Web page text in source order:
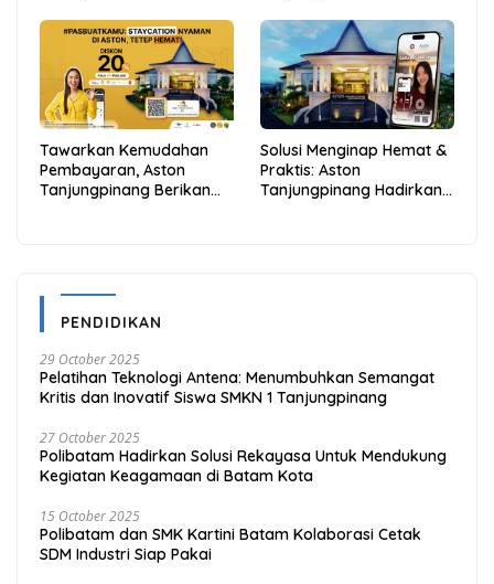
dan Hemat
Anambas Siap Mendunia
Tawarkan Kemudahan
Pembayaran, Aston
Tanjungpinang Berikan
Solusi Menginap Hemat &
Praktis: Aston
Tanjungpinang Hadirkan
PENDIDIKAN
29 October 2025
Pelatihan Teknologi Antena: Menumbuhkan Semangat
Kritis dan Inovatif Siswa SMKN 1 Tanjungpinang
27 October 2025
Polibatam Hadirkan Solusi Rekayasa Untuk Mendukung
Kegiatan Keagamaan di Batam Kota
15 October 2025
Polibatam dan SMK Kartini Batam Kolaborasi Cetak
SDM Industri Siap Pakai